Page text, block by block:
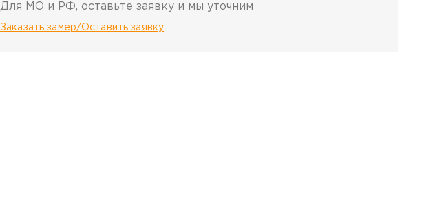
Для МО и РФ, оставьте заявку и мы уточним
Заказать замер/Оставить заявку